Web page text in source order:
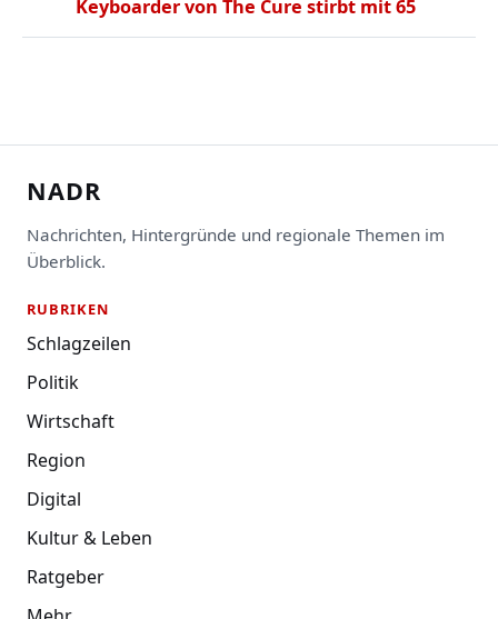
Keyboarder von The Cure stirbt mit 65
NADR
Nachrichten, Hintergründe und regionale Themen im
Überblick.
RUBRIKEN
Schlagzeilen
Politik
Wirtschaft
Region
Digital
Kultur & Leben
Ratgeber